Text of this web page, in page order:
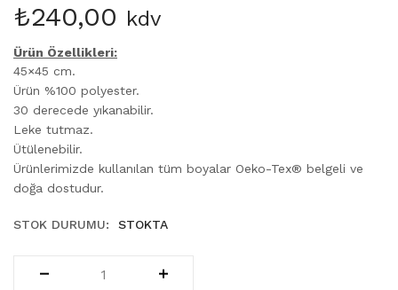
₺240,00 kdv
Ürün Özellikleri:
45×45 cm.
Ürün %100 polyester.
30 derecede yıkanabilir.
Leke tutmaz.
Ütülenebilir.
Ürünlerimizde kullanılan tüm boyalar Oeko-Tex® belgeli ve
doğa dostudur.
STOK DURUMU: STOKTA